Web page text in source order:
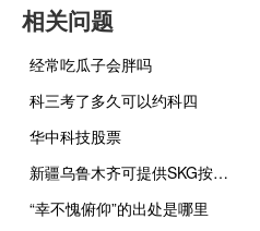
相关问题
经常吃瓜子会胖吗
科三考了多久可以约科四
华中科技股票
新疆乌鲁木齐可提供SKG按摩器维修服务地址在哪
“幸不愧俯仰”的出处是哪里